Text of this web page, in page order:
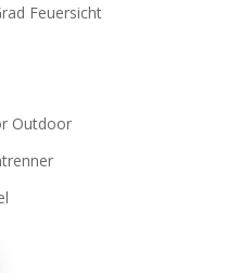
Feuersicht
Outdoor